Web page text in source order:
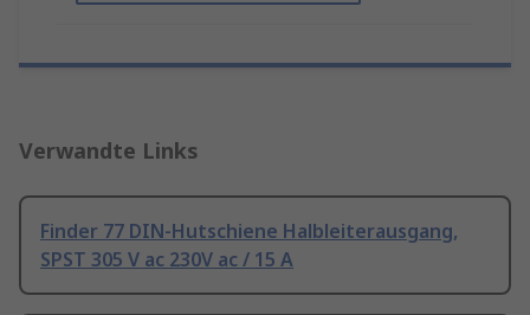
Verwandte Links
Finder 77 DIN-Hutschiene Halbleiterausgang,
SPST 305 V ac 230V ac / 15 A